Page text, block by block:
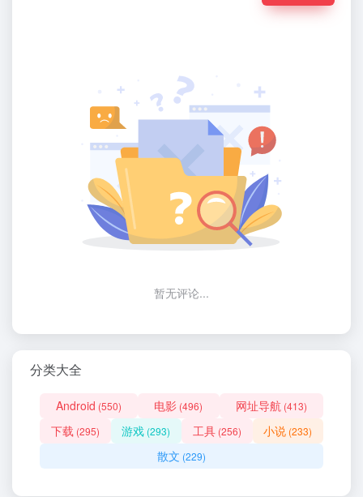
暂无评论...
分类大全
Android (550) 电影 (496) 网址导航 (413)
下载 (295) 游戏 (293) 工具(256) 小说 (233)
散文 (229)